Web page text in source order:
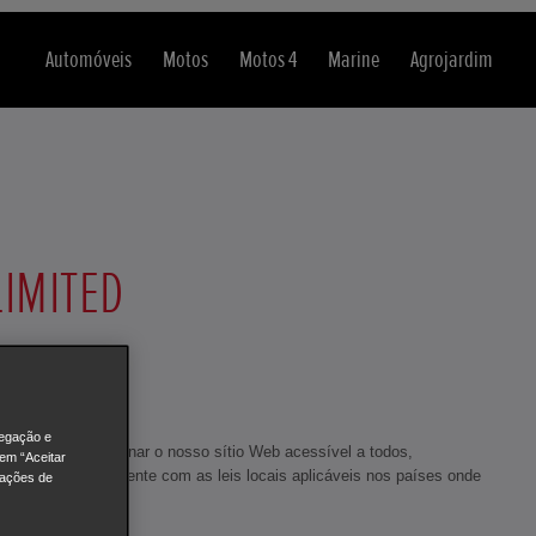
Automóveis Motos Motos 4 Marine Agrojardim
por tornar o nosso sítio Web acessível a todos,
(EAA), juntamente com as leis locais aplicáveis nos países onde
e
“Aceitar
de